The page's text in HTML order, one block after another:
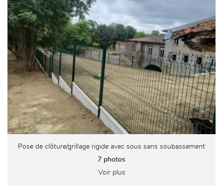
Pose de clôture/grillage rigide avec sous sans soubassement
7 photos
Voir plus